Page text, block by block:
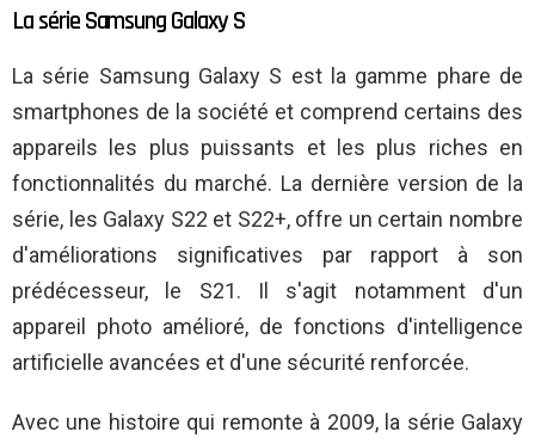
La série Samsung Galaxy S
La série Samsung Galaxy S est la gamme phare de
smartphones de la société et comprend certains des
appareils les plus puissants et les plus riches en
fonctionnalités du marché. La dernière version de la
série, les Galaxy S22 et S22+, offre un certain nombre
d'améliorations significatives par rapport à son
prédécesseur, le S21. Il s'agit notamment d'un
appareil photo amélioré, de fonctions d'intelligence
artificielle avancées et d'une sécurité renforcée.
Avec une histoire qui remonte à 2009, la série Galaxy